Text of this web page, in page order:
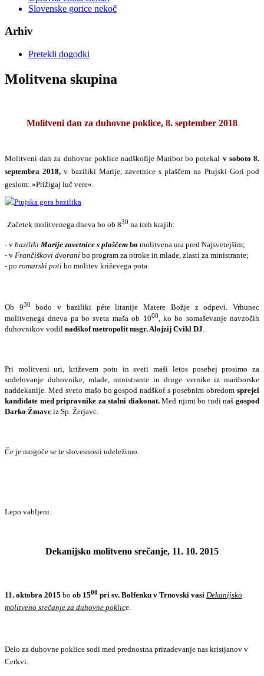
Slovenske gorice nekoč
Arhiv
Pretekli dogodki
Molitvena skupina
Molitveni dan za duhovne poklice, 8. september 2018
Molitveni dan za duhovne poklice nadškofije Maribor bo potekal v soboto 8.
septembra 2018, v baziliki Marije, zavetnice s plaščem na Ptujski Gori pod
geslom: »Prižigaj luč vere«.
Začetek molitvenega dneva bo ob 830 na treh krajih:
- v baziliki Marije zavetnice s plaščem bo moli­tvena ura pred Najsvetejšim;
- v Frančiškovi dvorani bo program za otroke in mlade, zlasti za ministrante;
- po romarski poti bo molitev križevega pota.
Ob 930
bodo v baziliki péte litanije Matere Božje z odpevi. Vrhunec
molitvenega dneva pa bo sveta maša ob 1000, ko bo somaševanje navzočih
duhovnikov vodil nadškofmetropolit msgr. Alojzij Cvikl DJ.
Pri molitveni uri, križevem potu in sveti maši letos posebej prosimo za
sodelovanje duhovnike, mlade, ministrante in druge vernike iz mariborske
naddekanije. Med sveto mašo bo gospod nadškof s posebnim obredom sprejel
kandidate med priprav­nike za stalni diakonat.Med njimi bo tudi našgospod
Darko Žmavc iz Sp. Žerjavc.
Če je mogoče se te slovesnosti udeležimo.
Lepo vabljeni.
Dekanijsko molitveno srečanje, 11. 10. 2015
11. oktobra 2015 bo ob 1500 pri sv. Bolfenku v Trnovski vasi Dekanijsko
molitveno srečanje za duhovne poklice.
Delo za duhovne poklice sodi med prednostna prizadevanje nas kristjanov v
Cerkvi.